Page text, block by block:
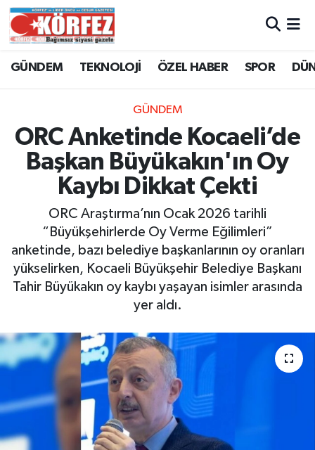
GÜNDEM TEKNOLOJİ ÖZEL HABER SPOR
GÜNDEM
ORC Anketinde Kocaeli’de
Başkan Büyükakın'ın Oy
Kaybı Dikkat Çekti
ORC Araştırma’nın Ocak 2026 tarihli
“Büyükşehirlerde Oy Verme Eğilimleri”
anketinde, bazı belediye başkanlarının oy oranları
yükselirken, Kocaeli Büyükşehir Belediye Başkanı
Tahir Büyükakın oy kaybı yaşayan isimler arasında
yer aldı.
Trafik Durumu
Süper Lig Puan Durumu ve Fikstür
Tüm Manşetler
Son Dakika Haberleri
Haber Arşivi